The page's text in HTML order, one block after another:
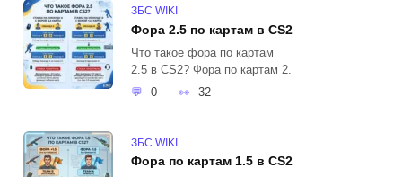
ЗБС WIKI
Фора 2.5 по картам в CS2
Что такое фора по картам
2.5 в CS2? Фора по картам 2.
0
32
ЗБС WIKI
Фора по картам 1.5 в CS2